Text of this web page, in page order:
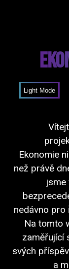
Mode
Ekonomie
než právě
jsme
nedávno pro
Na tomto
zaměřující
svých
a